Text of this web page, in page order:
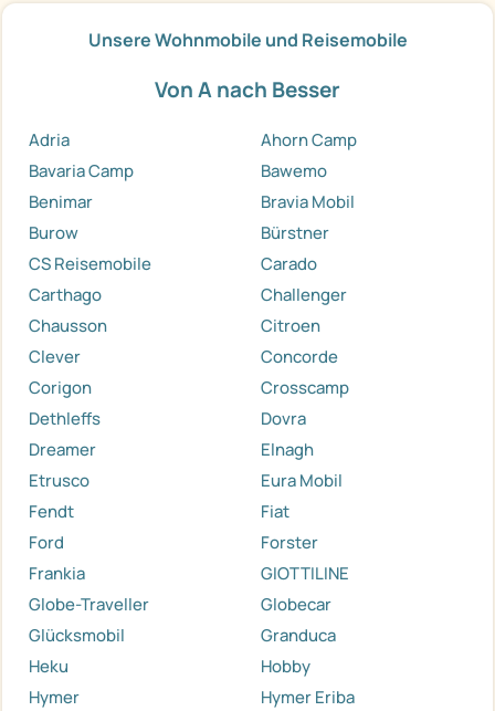
Unsere Wohnmobile und Reisemobile
Von A nach Besser
Adria
Ahorn Camp
Bavaria Camp
Bawemo
Benimar
Bravia Mobil
Burow
Bürstner
CS Reisemobile
Carado
Carthago
Challenger
Chausson
Citroen
Clever
Concorde
Corigon
Crosscamp
Dethleffs
Dovra
Dreamer
Elnagh
Etrusco
Eura Mobil
Fendt
Fiat
Ford
Forster
Frankia
GIOTTILINE
Globe-Traveller
Globecar
Glücksmobil
Granduca
Heku
Hobby
Hymer
Hymer Eriba